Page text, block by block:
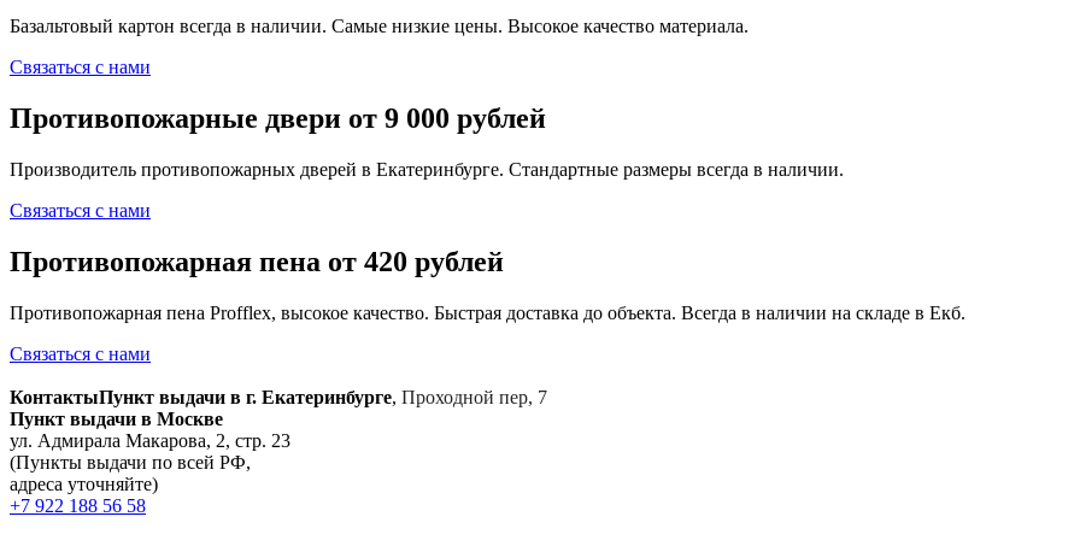
Базальтовый картон всегда в наличии. Самые низкие цены. Высокое качество материала.
Связаться с нами
Противопожарные двери от 9 000 рублей
Производитель противопожарных дверей в Екатеринбурге. Стандартные размеры всегда в наличии.
Связаться с нами
Противопожарная пена от 420 рублей
Противопожарная пена Profflex, высокое качество. Быстрая доставка до объекта. Всегда в наличии на складе в Екб.
Связаться с нами
КонтактыПункт выдачи в г. Екатеринбурге, Проходной пер, 7
Пункт выдачи в Москве
ул. Адмирала Макарова, 2, стр. 23
(Пункты выдачи по всей РФ,
адреса уточняйте)
+7 922 188 56 58